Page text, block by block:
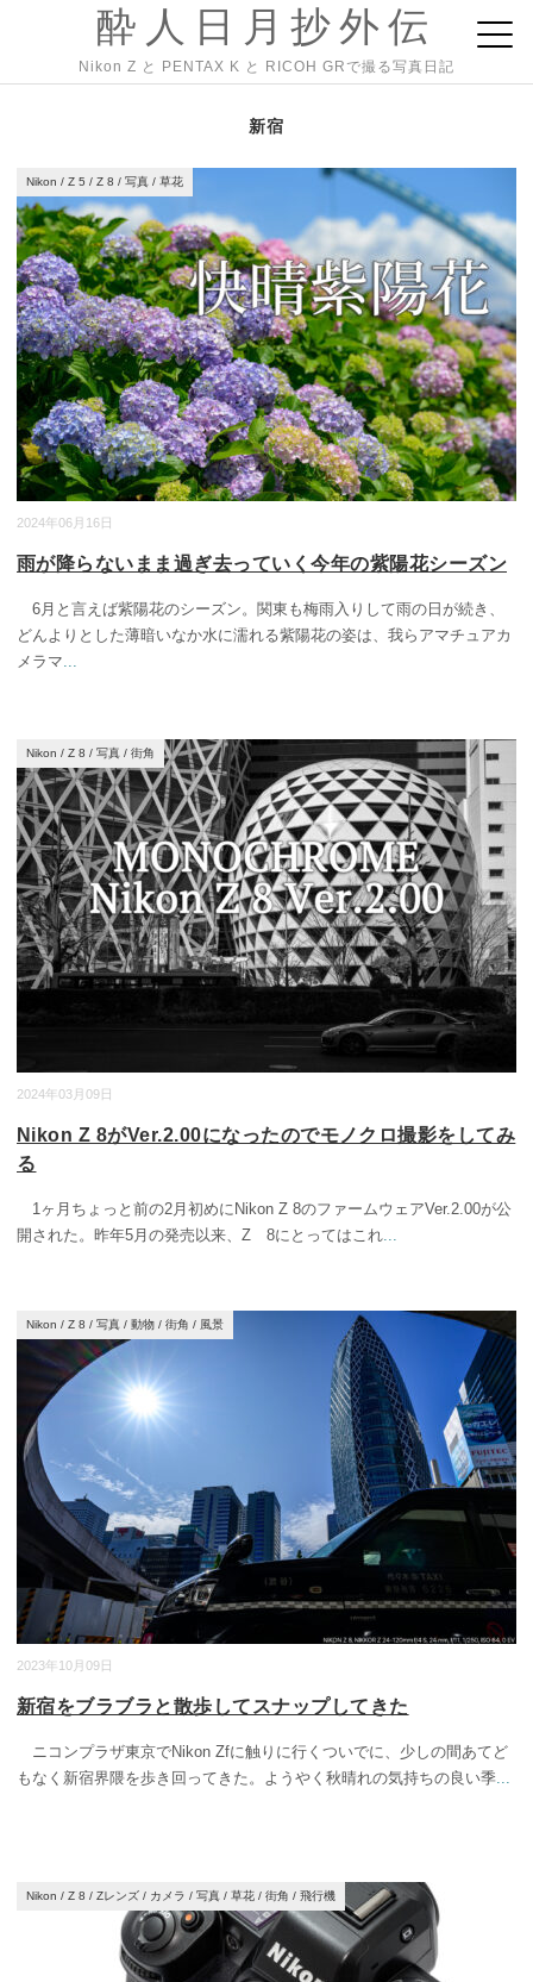
酔人日月抄外伝
Nikon Z と PENTAX K と RICOH GRで撮る写真日記
新宿
2024年06月16日
Nikon / Z 5 / Z 8 / 写真 / 草花
雨が降らないまま過ぎ去っていく今年の紫陽花シーズン
6月と言えば紫陽花のシーズン。関東も梅雨入りして雨の日が続き、
どんよりとした薄暗いなか水に濡れる紫陽花の姿は、我らアマチュアカ
メラマ...
2024年03月09日
Nikon / Z 8 / 写真 / 街角
Nikon Z 8がVer.2.00になったのでモノクロ撮影をしてみ
る
1ヶ月ちょっと前の2月初めにNikon Z 8のファームウェアVer.2.00が公
開された。昨年5月の発売以来、Z 8にとってはこれ...
2023年10月09日
Nikon / Z 8 / 写真 / 動物 / 街角 / 風景
新宿をブラブラと散歩してスナップしてきた
ニコンプラザ東京でNikon Zfに触りに行くついでに、少しの間あてど
もなく新宿界隈を歩き回ってきた。ようやく秋晴れの気持ちの良い季...
Nikon / Z 8 / Zレンズ / カメラ / 写真 / 草花 / 街角 / 飛行機